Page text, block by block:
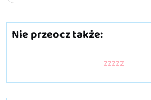
Nie przeocz także:
zzzzz